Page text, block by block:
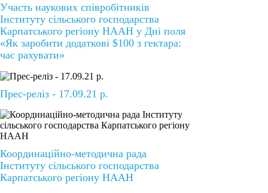
Участь наукових співробітників
Інституту сільського господарства
Карпатського регіону НААН у Дні поля
«Як заробити додаткові $100 з гектара:
час рахувати»
Прес-реліз - 17.09.21 р.
Координаційно-методична рада
Інституту сільського господарства
Карпатського регіону НААН